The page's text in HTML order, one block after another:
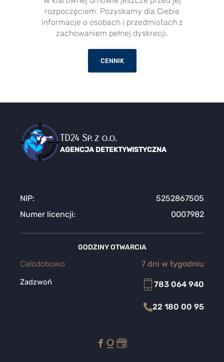
rozpoczęciem. Pozyskamy dla Ciebie
informacje o osobach i przedmiotach z
zachowaniem pełnej dyskrecji.
CENNIK
TD24 Sp. z o.o.
AGENCJA DETEKTYWISTYCZNA
NIP:
5252867505
Numer licencji:
0007982
GODZINY OTWARCIA
Całodobowo 7 dni w tygodniu
Zadzwoń 783 064 940
22 180 00 95